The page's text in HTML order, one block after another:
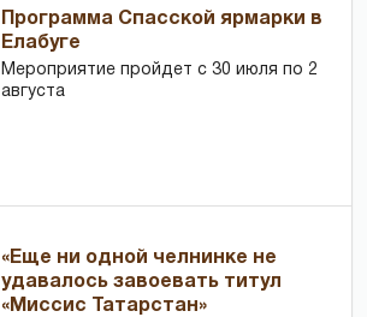
Программа Спасской ярмарки в
Елабуге
Мероприятие пройдет с 30 июля по 2
августа
«Еще ни одной челнинке не
удавалось завоевать титул
«Миссис Татарстан»